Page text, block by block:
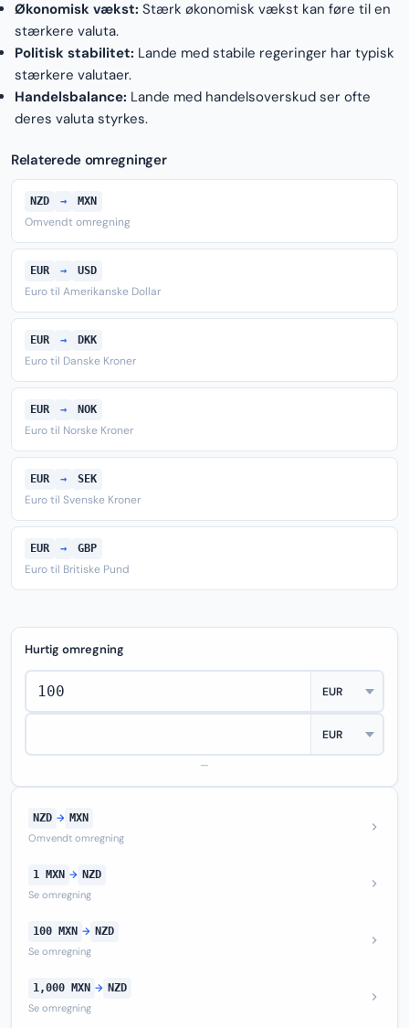
Økonomisk vækst: Stærk økonomisk vækst kan føre til en
stærkere valuta.
Politisk stabilitet: Lande med stabile regeringer har typisk
stærkere valutaer.
Handelsbalance: Lande med handelsoverskud ser ofte
deres valuta styrkes.
Relaterede omregninger
NZD → MXN
Omvendt omregning
EUR → USD
Euro til Amerikanske Dollar
EUR → DKK
Euro til Danske Kroner
EUR → NOK
Euro til Norske Kroner
EUR → SEK
Euro til Svenske Kroner
EUR → GBP
Euro til Britiske Pund
Hurtig omregning
—
NZD → MXN
Omvendt omregning
1 MXN → NZD
Se omregning
100 MXN → NZD
Se omregning
1,000 MXN → NZD
Se omregning